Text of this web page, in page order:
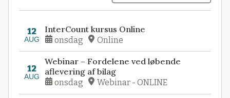
12
AUG
InterCount kursus Online
onsdag Online
12
AUG
Webinar – Fordelene ved løbende
aflevering af bilag
onsdag Webinar - ONLINE